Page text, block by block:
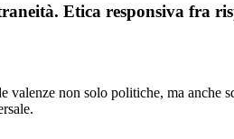
Etica responsiva fra
valenze non solo politiche, ma